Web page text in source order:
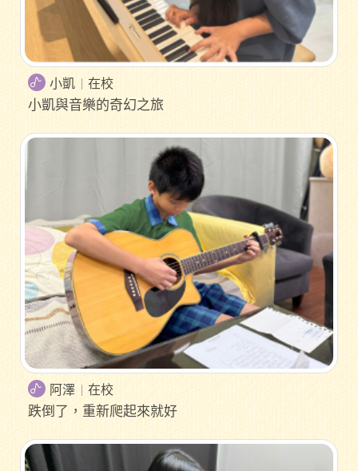
小凱 在校
小凱與音樂的奇幻之旅
阿澤 在校
跌倒了，重新爬起來就好